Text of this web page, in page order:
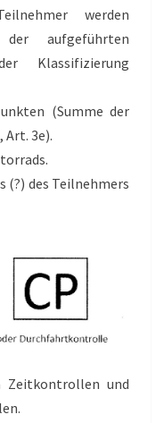
werden
aufgeführten
Klassifizierung
(Summe der
3e).
(?) des Teilnehmers
Zeitkontrollen und